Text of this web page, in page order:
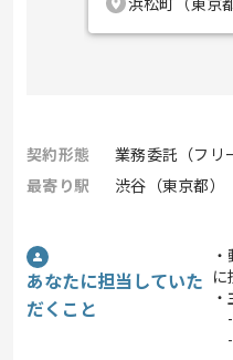
浜松町（東京
契約形態
業務委託（フリ
最寄り駅
渋谷（東京都）
あなたに担当していた
だくこと
に
-
-